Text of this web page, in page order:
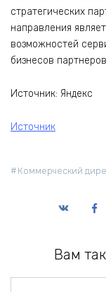
стратегических
направления
возможностей
бизнесов
Источник: Яндекс
Источник
Коммерческий
Вам